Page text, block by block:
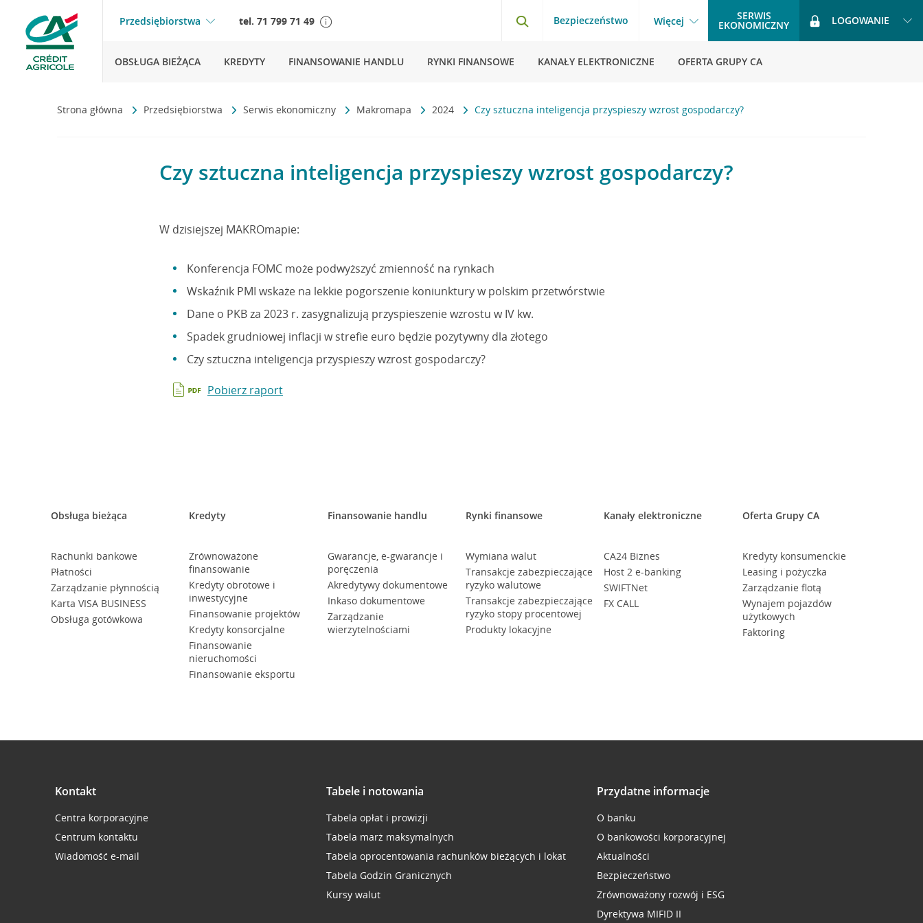
Przedsiębiorstwa tel. 71 799 71 49 Bezpieczeństwo Więcej SERWIS
EKONOMICZNY LOGOWANIE
OBSŁUGA BIEŻĄCA KREDYTY FINANSOWANIE HANDLU RYNKI FINANSOWE KANAŁY ELEKTRONICZNE OFERTA GRUPY CA
Strona główna Przedsiębiorstwa Serwis ekonomiczny Makromapa 2024 Czy sztuczna inteligencja przyspieszy wzrost gospodarczy?
Czy sztuczna inteligencja przyspieszy wzrost gospodarczy?
W dzisiejszej MAKROmapie:
Konferencja FOMC może podwyższyć zmienność na rynkach
Wskaźnik PMI wskaże na lekkie pogorszenie koniunktury w polskim przetwórstwie
Dane o PKB za 2023 r. zasygnalizują przyspieszenie wzrostu w IV kw.
Spadek grudniowej inflacji w strefie euro będzie pozytywny dla złotego
Czy sztuczna inteligencja przyspieszy wzrost gospodarczy?
Pobierz raport
Obsługa bieżąca
Rachunki bankowe
Płatności
Zarządzanie płynnością
Karta VISA BUSINESS
Obsługa gotówkowa
Kredyty
Zrównoważone
finansowanie
Kredyty obrotowe i
inwestycyjne
Finansowanie projektów
Kredyty konsorcjalne
Finansowanie
nieruchomości
Finansowanie eksportu
Finansowanie handlu
Gwarancje, e-gwarancje i
poręczenia
Akredytywy dokumentowe
Inkaso dokumentowe
Zarządzanie
wierzytelnościami
Rynki finansowe
Wymiana walut
Transakcje zabezpieczające
ryzyko walutowe
Transakcje zabezpieczające
ryzyko stopy procentowej
Produkty lokacyjne
Kanały elektroniczne
CA24 Biznes
Host 2 e-banking
SWIFTNet
FX CALL
Oferta Grupy CA
Kredyty konsumenckie
Leasing i pożyczka
Zarządzanie flotą
Wynajem pojazdów
użytkowych
Faktoring
Kontakt
Centra korporacyjne
Centrum kontaktu
Wiadomość e-mail
Tabele i notowania
Tabela opłat i prowizji
Tabela marż maksymalnych
Tabela oprocentowania rachunków bieżących i lokat
Tabela Godzin Granicznych
Kursy walut
Przydatne informacje
O banku
O bankowości korporacyjnej
Aktualności
Bezpieczeństwo
Zrównoważony rozwój i ESG
Dyrektywa MIFID II